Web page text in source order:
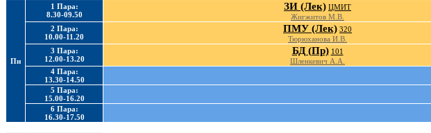
Пн
1 Пара:
8.30-09.50
ЗИ (Лек) ЦМИТ
Жигжитов М.В.
2 Пара:
10.00-11.20
ПМУ (Лек) 320
Тюрюханова И.В.
3 Пара:
12.00-13.20
БД (Пр) 101
Шленкевич А.А.
4 Пара:
13.30-14.50
5 Пара:
15.00-16.20
6 Пара:
16.30-17.50